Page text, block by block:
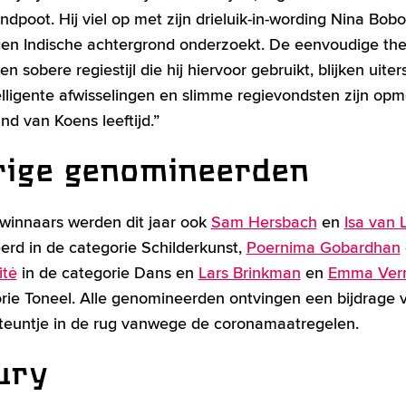
Hij viel op met zijn drieluik-in-wording Nina
Indische achtergrond onderzoekt. De eenvoudige
sobere regiestijl die hij hiervoor gebruikt, blijken
afwisselingen en slimme regievondsten zijn
van Koens leeftijd.”
genomineerden
werden dit jaar ook Sam Hersbach en Isa van
in de categorie Schilderkunst, Poernima Gobardhan
in de categorie Dans en Lars Brinkman en Emma
Toneel. Alle genomineerden ontvingen een bijdrage
in de rug vanwege de coronamaatregelen.